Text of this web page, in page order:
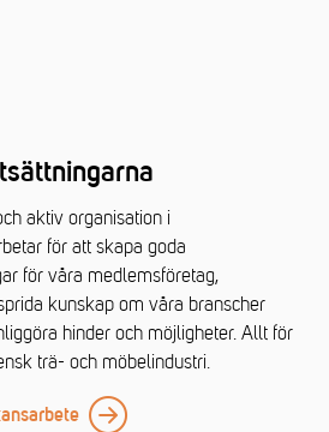
aktiv organisation i
för att skapa goda
för våra medlemsföretag,
kunskap om våra branscher
hinder och möjligheter. Allt för
trä- och möbelindustri.